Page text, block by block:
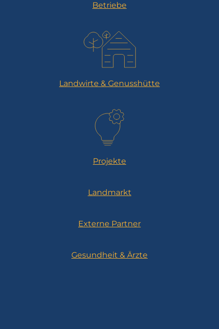
Betriebe
Landwirte & Genusshütte
Projekte
Landmarkt
Externe Partner
Gesundheit & Ärzte